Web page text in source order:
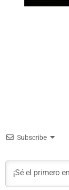
Subscribe